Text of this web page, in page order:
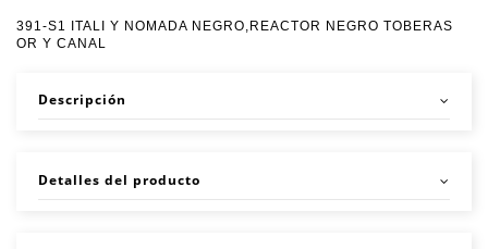
391-S1 ITALI Y NOMADA NEGRO,REACTOR NEGRO TOBERAS
OR Y CANAL
Descripción
Detalles del producto